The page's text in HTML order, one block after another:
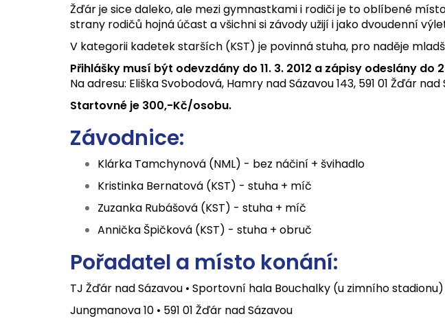
Žďár je sice daleko, ale mezi gymnastkami i rodiči je to oblíbené
strany rodičů hojná účast a všichni si závody užijí i jako dvoudenní
V kategorii kadetek starších (KST) je povinná stuha, pro naděje
Přihlášky musí být odevzdány do 11. 3. 2012 a zápisy odeslány do
Na adresu: Eliška Svobodová, Hamry nad Sázavou 143, 591 01 Žďár
Startovné je 300,-Kč/osobu.
Závodnice:
Klárka Tamchynová (NML) - bez náčiní + švihadlo
Kristinka Bernatová (KST) - stuha + míč
Zuzanka Rubášová (KST) - stuha + míč
Annička Špičková (KST) - stuha + obruč
Pořadatel a místo konání:
TJ Žďár nad Sázavou • Sportovní hala Bouchalky (u zimního stadionu)
Jungmanova 10 • 591 01 Žďár nad Sázavou